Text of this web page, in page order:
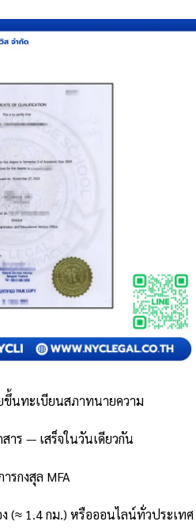
ขึ้นทะเบียนสภาทนายความ
าร — เสร็จในวันเดียวกัน
รกงสุล MFA
ง (≈ 1.4 กม.) หรือออนไลน์ทั่วประเทศ